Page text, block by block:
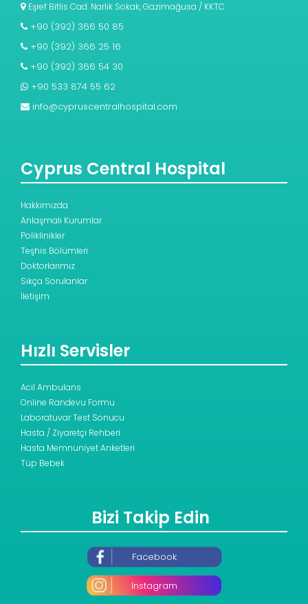
Eşref Bitlis Cad. Narlık Sokak, Gazimağusa / KKTC
+90 (392) 366 50 85
+90 (392) 366 25 16
+90 (392) 366 54 30
+90 533 874 55 62
info@cypruscentralhospital.com
Cyprus Central Hospital
Hakkımızda
Anlaşmalı Kurumlar
Poliklinikler
Teşhis Bölümleri
Doktorlarımız
Sıkça Sorulanlar
İletişim
Hızlı Servisler
Acil Ambulans
Online Randevu Formu
Laboratuvar Test Sonucu
Hasta / Ziyaretçi Rehberi
Hasta Memnuniyet Anketleri
Tüp Bebek
Bizi Takip Edin
Facebook
Instagram